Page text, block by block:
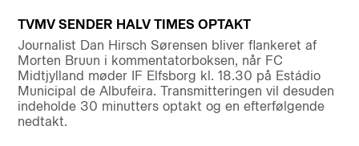
TVMV SENDER HALV TIMES OPTAKT
Journalist Dan Hirsch Sørensen bliver flankeret af
Morten Bruun i kommentatorboksen, når FC
Midtjylland møder IF Elfsborg kl. 18.30 på Estádio
Municipal de Albufeira. Transmitteringen vil desuden
indeholde 30 minutters optakt og en efterfølgende
nedtakt.